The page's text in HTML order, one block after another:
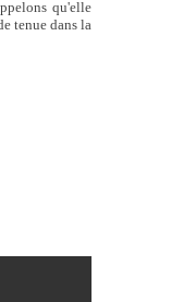
qu'elle
tenue dans la